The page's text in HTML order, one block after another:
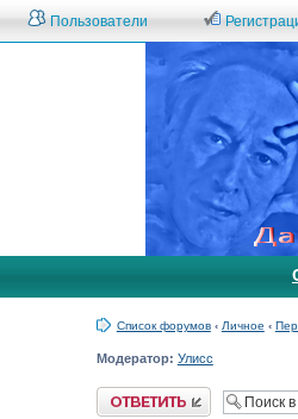
Пользователи
Список форумов ‹ Личное ‹
Модератор: Улисс
Ответить